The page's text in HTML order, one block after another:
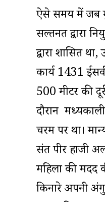
ऐसे समय में जब
सल्तनत द्वारा
द्वारा शासित
कार्य 1431
500 मीटर की
दौरान
चरम पर था।
संत पीर हाजी
महिला की मदद
किनारे अपनी